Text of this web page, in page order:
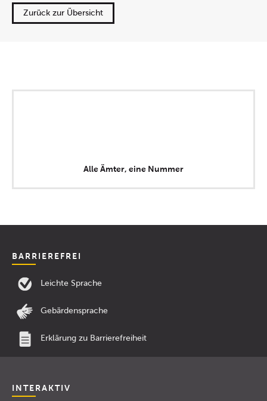
Zurück zur Übersicht
Alle Ämter, eine Nummer
BARRIEREFREI
Leichte Sprache
Gebärdensprache
Erklärung zu Barrierefreiheit
INTERAKTIV